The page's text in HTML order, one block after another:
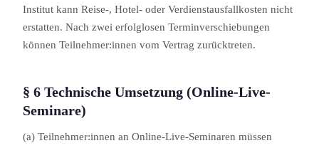
Institut kann Reise-, Hotel- oder Verdienstausfallkosten nicht
erstatten. Nach zwei erfolglosen Terminverschiebung­en
können Teilnehmer:innen vom Vertrag zurücktreten.
§ 6 Technische Umsetzung (Online-Live-
Seminare)
(a) Teilnehmer:innen an Online-Live-Seminaren müssen